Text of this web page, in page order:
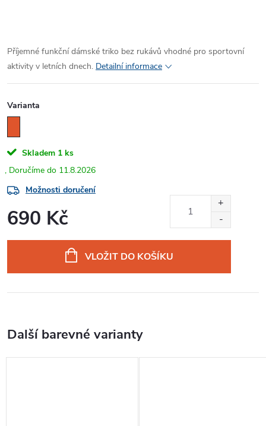
Příjemné funkční dámské triko bez rukávů vhodné pro sportovní
aktivity v letních dnech. Detailní informace
Varianta
Skladem 1 ks
11.8.2026
Možnosti doručení
690 Kč
VLOŽIT DO KOŠÍKU